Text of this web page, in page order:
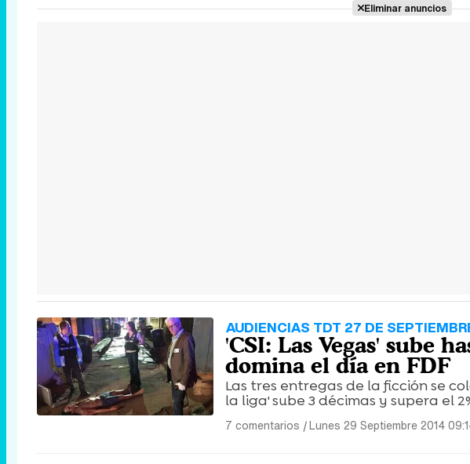
Eliminar anuncios
AUDIENCIAS TDT 27 DE
'CSI: Las Vegas' sube
domina el día en FDF
Las tres entregas de la ficción se
la liga' sube 3 décimas y supera el
7 comentarios |Lunes 29 Septiembre 2014